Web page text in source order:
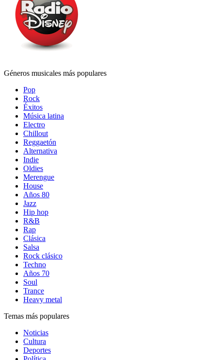
Géneros musicales más populares
Pop
Rock
Éxitos
Música latina
Electro
Chillout
Reggaetón
Alternativa
Indie
Oldies
Merengue
House
Años 80
Jazz
Hip hop
R&B
Rap
Clásica
Salsa
Rock clásico
Techno
Años 70
Soul
Trance
Heavy metal
Temas más populares
Noticias
Cultura
Deportes